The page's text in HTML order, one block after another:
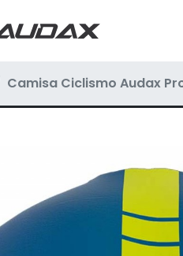
Camisa Ciclismo Audax